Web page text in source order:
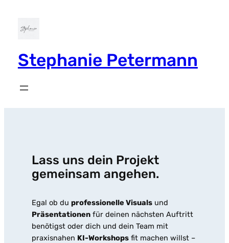
springen
Stephanie Petermann
Lass uns dein Projekt
gemeinsam angehen.
Egal ob du professionelle Visualsund
Präsentationenfür deinen nächsten Auftritt
benötigst oder dich und dein Team mit
praxisnahen KI-Workshopsfit machen willst –